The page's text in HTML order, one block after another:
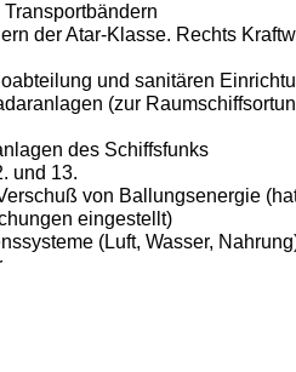
der Atar-Klasse. Rechts
und sanitären
(zur
des Schiffsfunks
und 13.
von Ballungsenergie
eingestellt)
(Luft, Wasser,